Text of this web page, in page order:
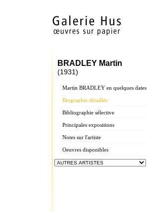
BRADLEY Martin
(1931)
Martin BRADLEY en quelques dates
Biographie détaillée
Bibliographie sélective
Principales expositions
Notes sur l'artiste
Oeuvres disponibles